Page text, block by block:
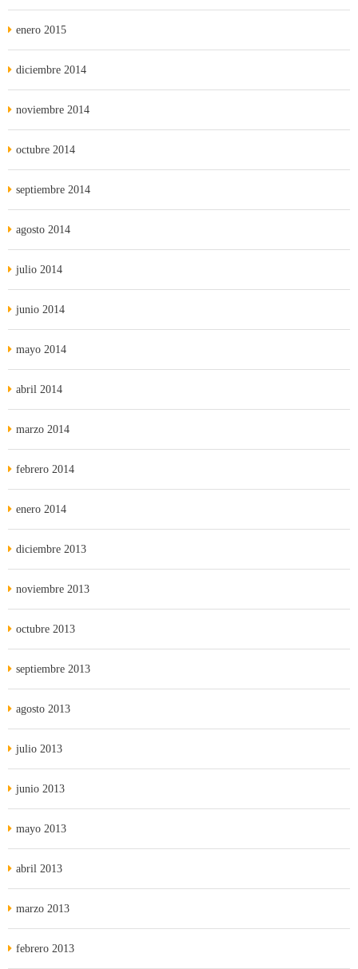
enero 2015
diciembre 2014
noviembre 2014
octubre 2014
septiembre 2014
agosto 2014
julio 2014
junio 2014
mayo 2014
abril 2014
marzo 2014
febrero 2014
enero 2014
diciembre 2013
noviembre 2013
octubre 2013
septiembre 2013
agosto 2013
julio 2013
junio 2013
mayo 2013
abril 2013
marzo 2013
febrero 2013